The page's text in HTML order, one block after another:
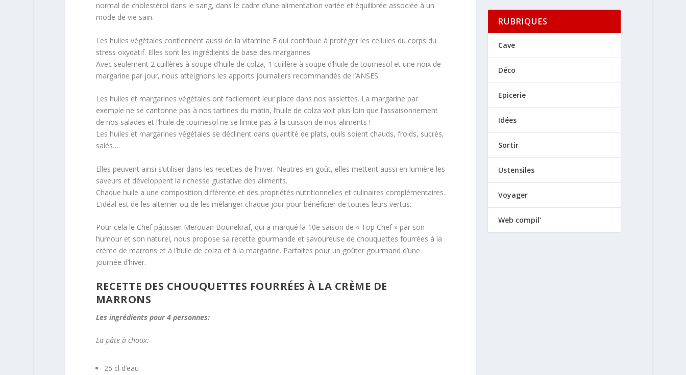
normal de cholestérol dans le sang, dans le cadre d’une alimentation variée et équilibrée associée à un
mode de vie sain.
Les huiles végétales contiennent aussi de la vitamine E qui contribue à protéger les cellules du corps du
stress oxydatif. Elles sont les ingrédients de base des margarines.
Avec seulement 2 cuillères à soupe d’huile de colza, 1 cuillère à soupe d’huile de tournesol et une noix de
margarine par jour, nous atteignons les apports journaliers recommandés de l’ANSES.
Les huiles et margarines végétales ont facilement leur place dans nos assiettes. La margarine par
exemple ne se cantonne pas à nos tartines du matin, l’huile de colza voit plus loin que l’assaisonnement
de nos salades et l’huile de tournesol ne se limite pas à la cuisson de nos aliments !
Les huiles et margarines végétales se déclinent dans quantité de plats, quils soient chauds, froids, sucrés,
salés….
Elles peuvent ainsi s’utiliser dans les recettes de l’hiver. Neutres en goût, elles mettent aussi en lumière les
saveurs et développent la richesse gustative des aliments.
Chaque huile a une composition différente et des propriétés nutritionnelles et culinaires complémentaires.
L’idéal est de les alterner ou de les mélanger chaque jour pour bénéficier de toutes leurs vertus.
Pour cela le Chef pâtissier Merouan Bounekraf, qui a marqué la 10e saison de « Top Chef » par son
humour et son naturel, nous propose sa recette gourmande et savoureuse de chouquettes fourrées à la
crème de marrons et à l’huile de colza et à la margarine. Parfaites pour un goûter gourmand d’une
journée d’hiver.
RECETTE DES CHOUQUETTES FOURRÉES À LA CRÈME DE
MARRONS
Les ingrédients pour 4 personnes:
La pâte à choux:
25 cl d’eau
RUBRIQUES
Cave
Déco
Epicerie
Idées
Sortir
Ustensiles
Voyager
Web compil'